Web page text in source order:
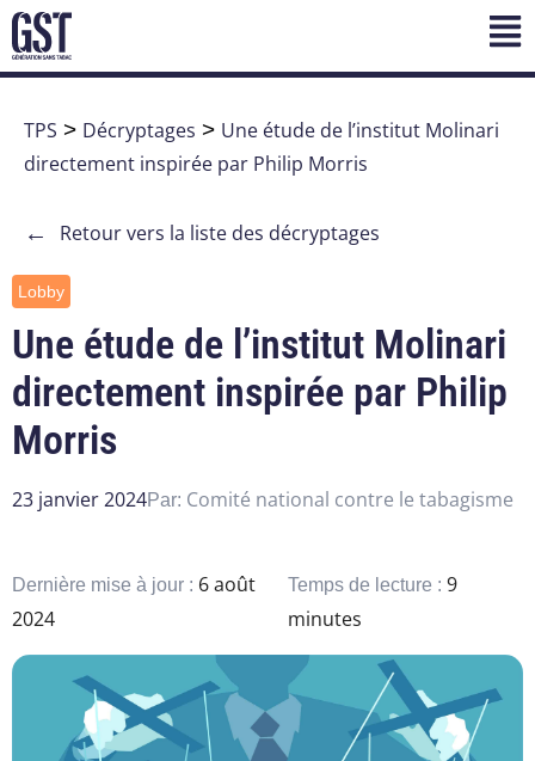
TPS > Décryptages > Une étude de l’institut Molinari
directement inspirée par Philip Morris
← Retour vers la liste des décryptages
Lobby
Une étude de l’institut Molinari
directement inspirée par Philip
Morris
23 janvier 2024Par: Comité national contre le tabagisme
Dernière mise à jour : 6 août
2024
Temps de lecture :9
minutes